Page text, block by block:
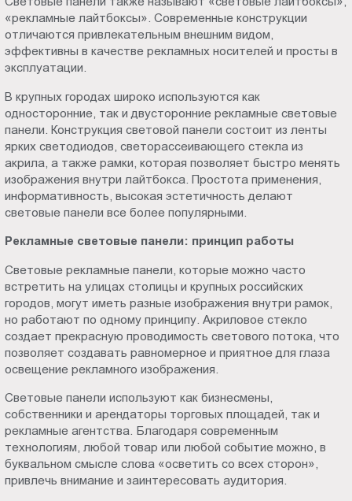
«рекламные лайтбоксы». Современные конструкции
отличаются привлекательным внешним видом,
эффективны в качестве рекламных носителей и просты в
эксплуатации.
В крупных городах широко используются как
односторонние, так и двусторонние рекламные световые
панели. Конструкция световой панели состоит из ленты
ярких светодиодов, светорассеивающего стекла из
акрила, а также рамки, которая позволяет быстро менять
изображения внутри лайтбокса. Простота применения,
информативность, высокая эстетичность делают
световые панели все более популярными.
Рекламные световые панели: принцип работы
Световые рекламные панели, которые можно часто
встретить на улицах столицы и крупных российских
городов, могут иметь разные изображения внутри рамок,
но работают по одному принципу. Акриловое стекло
создает прекрасную проводимость светового потока, что
позволяет создавать равномерное и приятное для глаза
освещение рекламного изображения.
Световые панели используют как бизнесмены,
собственники и арендаторы торговых площадей, так и
рекламные агентства. Благодаря современным
технологиям, любой товар или любой событие можно, в
буквальном смысле слова «осветить со всех сторон»,
привлечь внимание и заинтересовать аудитория.
Пт.:
9.00-
18.00
Сб.,
Вс.:
выходной